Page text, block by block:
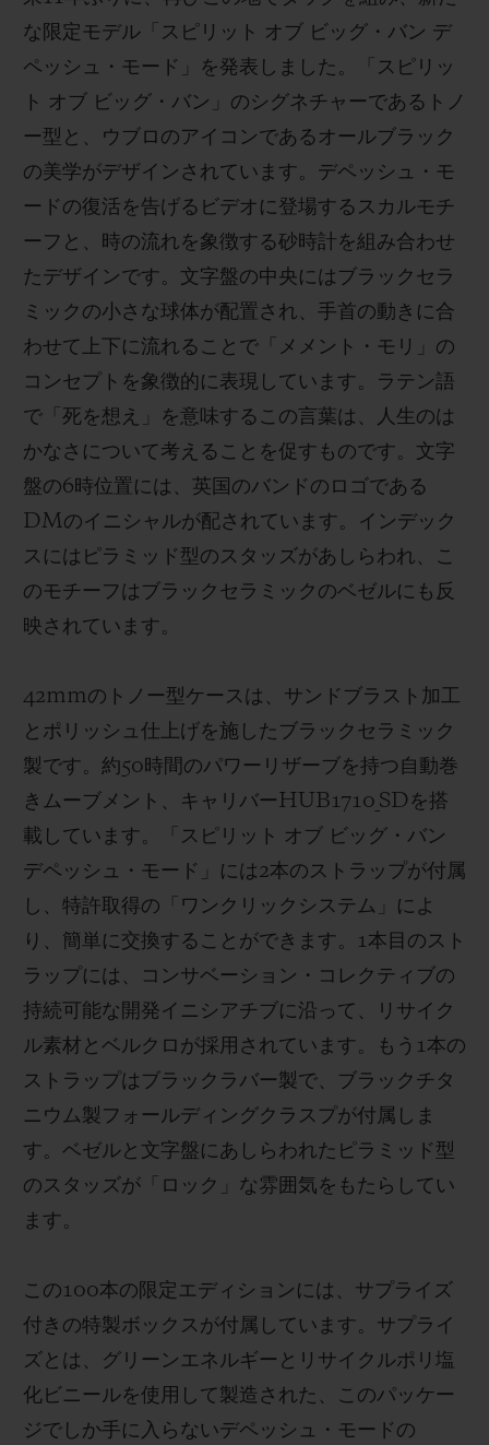
な限定モデル「スピリット オブ ビッグ・バン デ
ペッシュ・モード」を発表しました。「スピリッ
ト オブ ビッグ・バン」のシグネチャーであるトノ
ー型と、ウブロのアイコンであるオールブラック
の美学がデザインされています。デペッシュ・モ
ードの復活を告げるビデオに登場するスカルモチ
ーフと、時の流れを象徴する砂時計を組み合わせ
たデザインです。文字盤の中央にはブラックセラ
ミックの小さな球体が配置され、手首の動きに合
わせて上下に流れることで「メメント・モリ」の
コンセプトを象徴的に表現しています。ラテン語
で「死を想え」を意味するこの言葉は、人生のは
かなさについて考えることを促すものです。文字
盤の6時位置には、英国のバンドのロゴである
DMのイニシャルが配されています。インデック
スにはピラミッド型のスタッズがあしらわれ、こ
のモチーフはブラックセラミックのベゼルにも反
映されています。
42mmのトノー型ケースは、サンドブラスト加工
とポリッシュ仕上げを施したブラックセラミック
製です。約50時間のパワーリザーブを持つ自動巻
きムーブメント、キャリバーHUB1710_SDを搭
載しています。「スピリット オブ ビッグ・バン
デペッシュ・モード」には2本のストラップが付属
し、特許取得の「ワンクリックシステム」によ
り、簡単に交換することができます。1本目のスト
ラップには、コンサベーション・コレクティブの
持続可能な開発イニシアチブに沿って、リサイク
ル素材とベルクロが採用されています。もう1本の
ストラップはブラックラバー製で、ブラックチタ
ニウム製フォールディングクラスプが付属しま
す。ベゼルと文字盤にあしらわれたピラミッド型
のスタッズが「ロック」な雰囲気をもたらしてい
ます。
この100本の限定エディションには、サプライズ
付きの特製ボックスが付属しています。サプライ
ズとは、グリーンエネルギーとリサイクルポリ塩
化ビニールを使用して製造された、このパッケー
ジでしか手に入らないデペッシュ・モードの